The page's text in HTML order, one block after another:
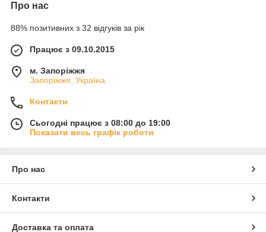
Про нас
88% позитивних з 32 відгуків за рік
Працює з 09.10.2015
м. Запоріжжя
Запоріжжя, Україна
Контакти
Сьогодні працює з 08:00 до 19:00
Показати весь графік роботи
Про нас
Контакти
Доставка та оплата